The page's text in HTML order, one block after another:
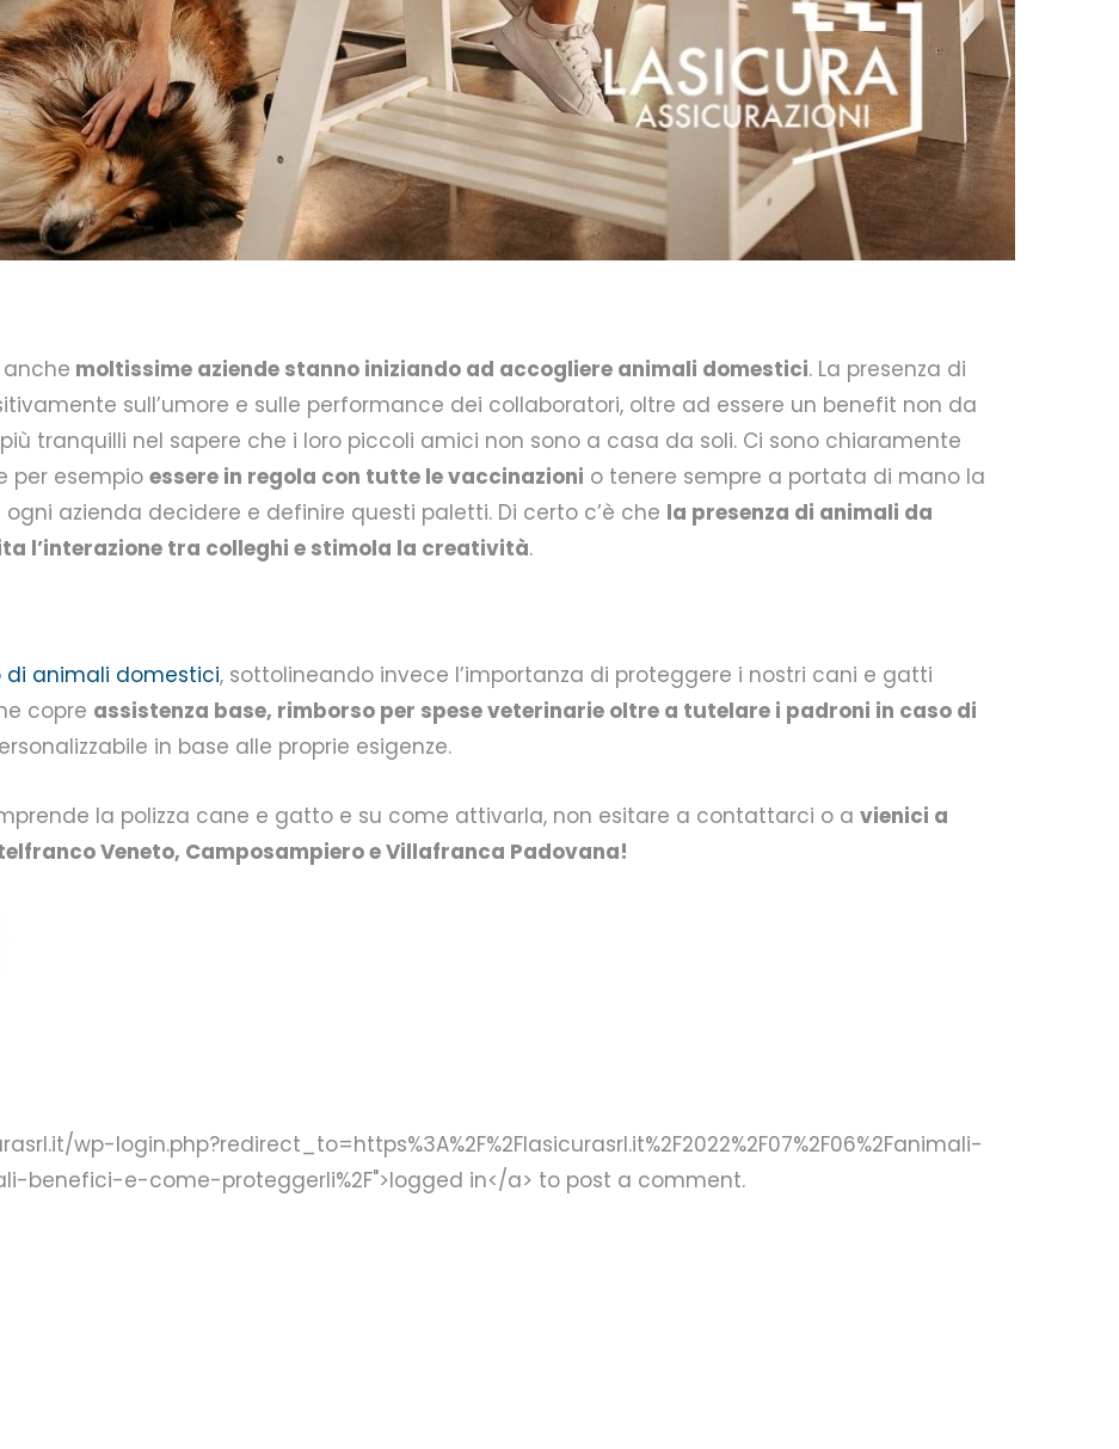
moltissime aziende stanno iniziando ad accogliere animali domestici. La presenza di
sull’umore e sulle performance dei collaboratori, oltre ad essere un benefit non da
tranquilli nel sapere che i loro piccoli amici non sono a casa da soli. Ci sono chiaramente
per esempio essere in regola con tutte le vaccinazioni o tenere sempre a portata di mano la
azienda decidere e definire questi paletti. Di certo c’è che la presenza di animali da
l’interazione tra colleghi e stimola la creatività.
di animali domestici, sottolineando invece l’importanza di proteggere i nostri cani e gatti
copre assistenza base, rimborso per spese veterinarie oltre a tutelare i padroni in caso di
in base alle proprie esigenze.
la polizza cane e gatto e su come attivarla, non esitare a contattarci o a vienici a
Veneto, Camposampiero e Villafranca Padovana!
wp-login.php?redirect_to=https%3A%2F%2Flasicurasrl.it%2F2022%2F07%2F06%2Fanimali-
e-come-proteggerli%2F">logged in</a> to post a comment.